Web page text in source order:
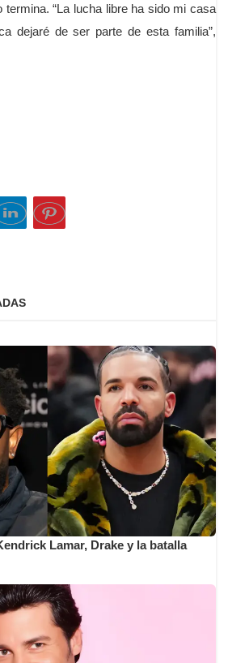
“La lucha libre ha sido mi casa
dejaré de ser parte de esta familia”,
Lamar, Drake y la batalla